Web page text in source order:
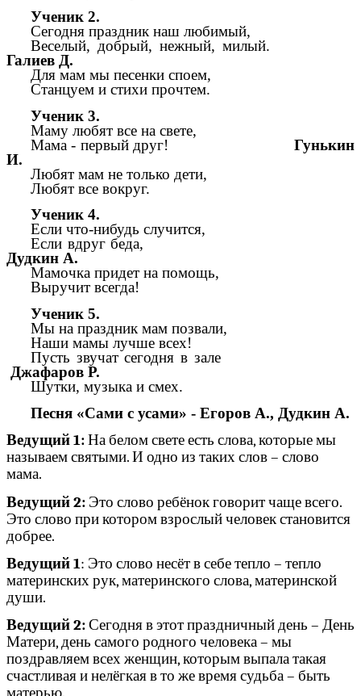
Ученик 2.
Сегодня праздник наш любимый,
Веселый, добрый, нежный, милый.
Галиев Д.
Для мам мы песенки споем,
Станцуем и стихи прочтем.
Ученик 3.
Маму любят все на свете,
Мама - первый друг! Гунькин
И.
Любят мам не только дети,
Любят все вокруг.
Ученик 4.
Если что-нибудь случится,
Если вдруг беда,
Дудкин А.
Мамочка придет на помощь,
Выручит всегда!
Ученик 5.
Мы на праздник мам позвали,
Наши мамы лучше всех!
Пусть звучат сегодня в зале
Джафаров Р.
Шутки, музыка и смех.
Песня «Сами с усами» - Егоров А., Дудкин А.
Ведущий 1:На белом свете есть слова, которые мы
называем святыми. И одно из таких слов – слово
мама.
Ведущий 2: Это слово ребёнок говорит чаще всего.
Это слово при котором взрослый человек становится
добрее.
Ведущий 1: Это слово несёт в себе тепло – тепло
материнских рук, материнского слова, материнской
души.
Ведущий 2:Сегодня в этот праздничный день – День
Матери, день самого родного человека – мы
поздравляем всех женщин, которым выпала такая
счастливая и нелёгкая в то же время судьба – быть